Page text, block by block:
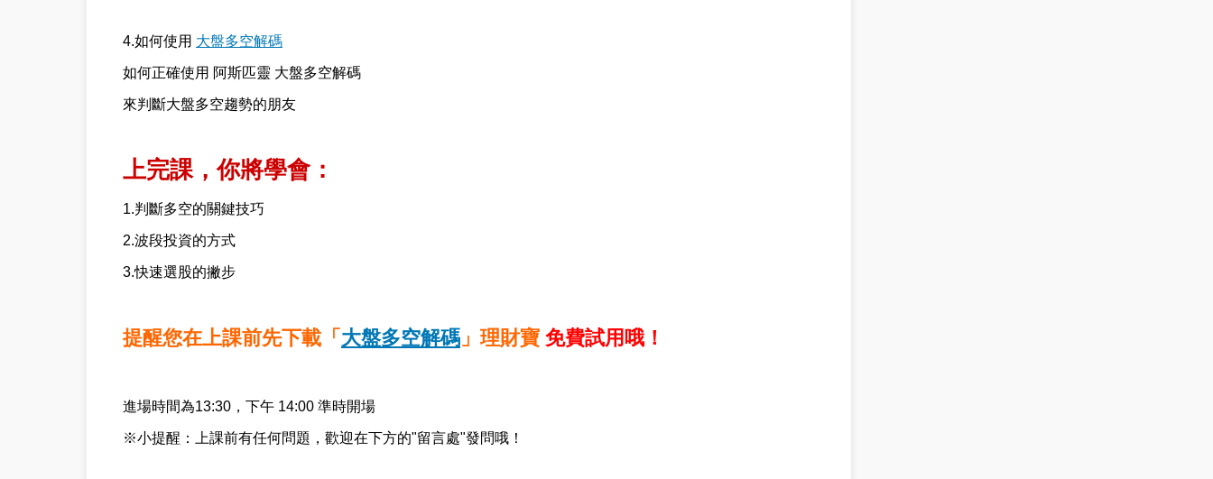
4.如何使用 大盤多空解碼
如何正確使用 阿斯匹靈 大盤多空解碼
來判斷大盤多空趨勢的朋友
上完課，你將學會：
1.判斷多空的關鍵技巧
2.波段投資的方式
3.快速選股的撇步
提醒您在上課前先下載「 大盤多空解碼 」理財寶 免費試用哦！
進場時間為13:30，下午 14:00 準時開場
※小提醒：上課前有任何問題，歡迎在下方的"留言處"發問哦！